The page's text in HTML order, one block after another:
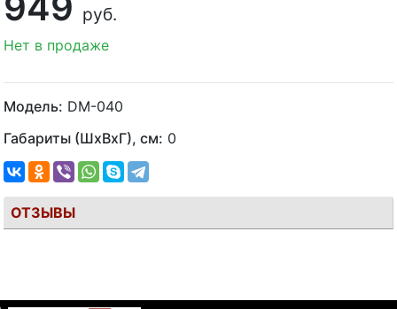
руб.
Нет в продаже
Модель: DM-040
Габариты (ШхВхГ), см: 0
ОТЗЫВЫ